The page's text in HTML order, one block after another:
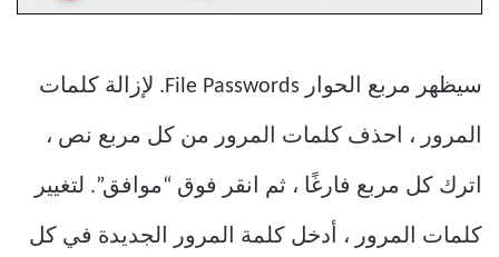
سيظهر مربع الحوار File Passwords. لإزالة كلمات
المرور ، احذف كلمات المرور من كل مربع نص ،
اترك كل مربع فارغًا ، ثم انقر فوق “موافق”. لتغيير
كلمات المرور ، أدخل كلمة المرور الجديدة في كل